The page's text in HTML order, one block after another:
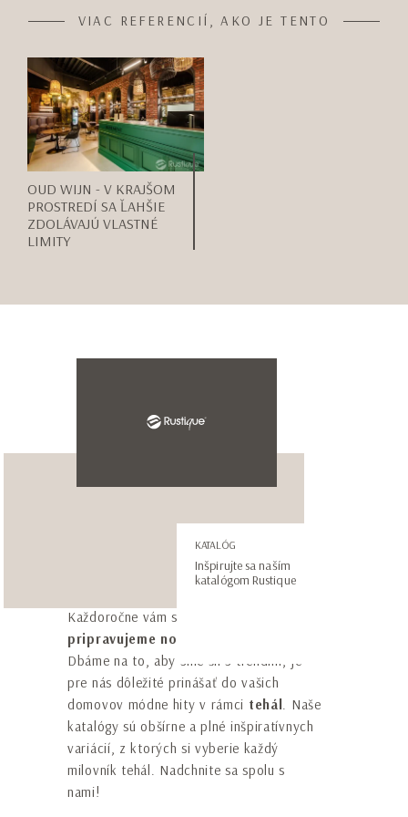
VIAC REFERENCIÍ, AKO JE TENTO
OUD WIJN - V KRAJŠOM
PROSTREDÍ SA ĽAHŠIE
ZDOLÁVAJÚ VLASTNÉ
LIMITY
of
KATALÓG
Inšpirujte sa naším
katalógom Rustique
Vezmite si inšpiráciu so
sebou! Stiahnite si katalóg!
Každoročne vám s radosťou a nadšením
pripravujeme nový katalóg RUSTIQUE
Dbáme na to, aby sme šli s trendmi, je
pre nás dôležité prinášať do vašich
domovov módne hity v rámci tehál. Naše
katalógy sú obšírne a plné inšpiratívnych
variácií, z ktorých si vyberie každý
milovník tehál. Nadchnite sa spolu s
nami!
Meno*
E-mail adresa*
* Súhlasím so spracovaním mojich osobných
údajov podľa vyhlásenia o
údajov.
Prihlásim sa na odoberanie newslettrov